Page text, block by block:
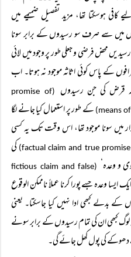
ہوسکتا تھا، مزید تفصیل ضمیمے میں
میں سے صرف سو رسیدوں کے برابر سونا
محض فرضی و جعلی طور پر وجود میں لائی
پاس کوئی اثاثہ موجود نہ ہوتا۔ اب
کہ قرض کی جن رسیدوں
(promise of
کے طور پر استعمال کیا جانے لگا
میں سونا موجود تھا، اس وقت تک یہ کسی
کی
و وعدہ‘
(fictious claim and false
ایسا وعدہ جسے پورا کرنا عملاً ناممکن الوقوع
کے بدلے کبھی ادا نہیں کیا جاسکتا۔ یعنی
لوگ کبھی ان کی تمام رسیدوں کے برابر سونے
کی پول کھل جائے گی۔